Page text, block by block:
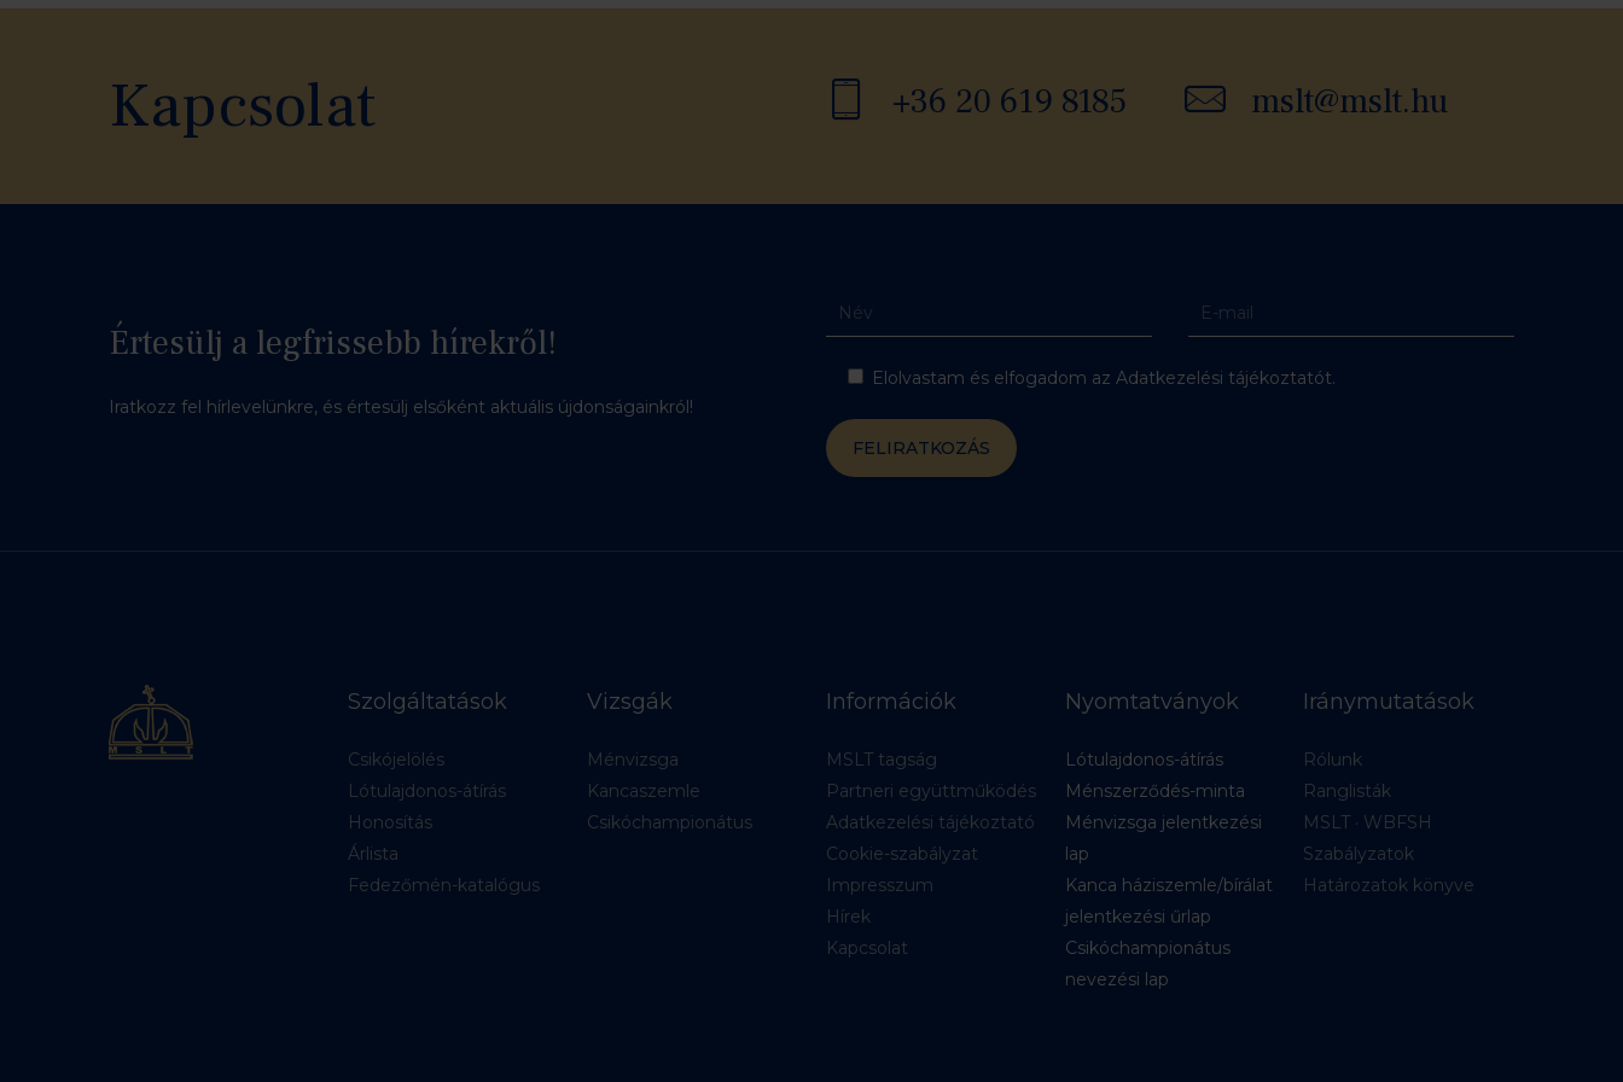
Kapcsolat +36 20 619 8185 mslt@mslt.hu
Értesülj a legfrissebb hírekről!
Iratkozz fel hírlevelünkre, és értesülj elsőként aktuális újdonságainkról!
Elolvastam és elfogadom az Adatkezelési tájékoztatót.
Szolgáltatások
Csikójelölés
Lótulajdonos-átírás
Honosítás
Árlista
Fedezőmén-katalógus
Vizsgák
Ménvizsga
Kancaszemle
Csikóchampionátus
Információk
MSLT tagság
Partneri együttműködés
Adatkezelési tájékoztató
Cookie-szabályzat
Impresszum
Hírek
Kapcsolat
Nyomtatványok
Lótulajdonos-átírás
Ménszerződés-minta
Ménvizsga jelentkezési
lap
Kanca háziszemle/bírálat
jelentkezési űrlap
Csikóchampionátus
nevezési lap
Iránymutatások
Rólunk
Ranglisták
MSLT · WBFSH
Szabályzatok
Határozatok könyve